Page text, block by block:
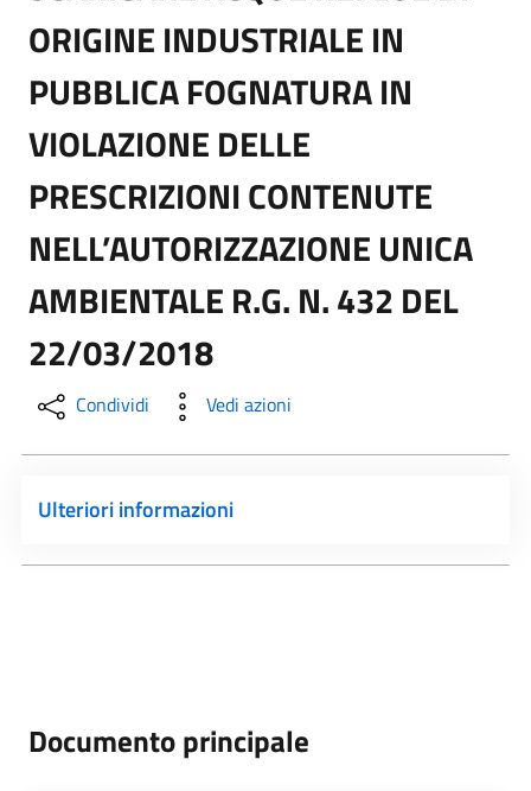
ORIGINE INDUSTRIALE IN
PUBBLICA FOGNATURA IN
VIOLAZIONE DELLE
PRESCRIZIONI CONTENUTE
NELL’AUTORIZZAZIONE UNICA
AMBIENTALE R.G. N. 432 DEL
22/03/2018
Condividi Vedi azioni
Ulteriori informazioni
Documento principale